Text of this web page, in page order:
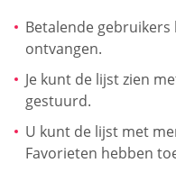
Betalende
ontvangen.
Je kunt de lijst zien
gestuurd.
U kunt de lijst met
Favorieten hebben